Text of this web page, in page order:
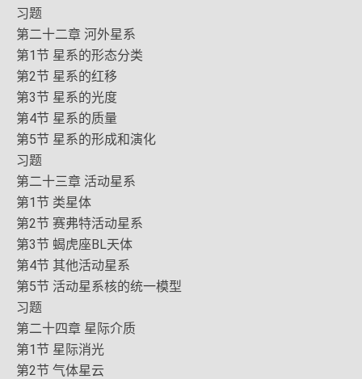
习题
第二十二章 河外星系
第1节 星系的形态分类
第2节 星系的红移
第3节 星系的光度
第4节 星系的质量
第5节 星系的形成和演化
习题
第二十三章 活动星系
第1节 类星体
第2节 赛弗特活动星系
第3节 蝎虎座BL天体
第4节 其他活动星系
第5节 活动星系核的统一模型
习题
第二十四章 星际介质
第1节 星际消光
第2节 气体星云